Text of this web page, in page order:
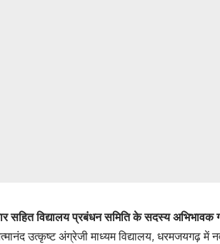
सहित विद्यालय प्रबंधन समिति के सदस्य अभिभावक
उत्कृष्ट अंग्रेजी माध्यम विद्यालय, धरमजयगढ़ में